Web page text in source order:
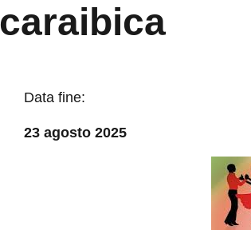
Data fine:
23 agosto 2025